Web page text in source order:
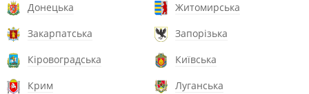
Донецька
Житомирська
Закарпатська
Запорізька
Кіровоградська
Київська
Крим
Луганська